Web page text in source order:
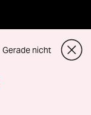
Gerade nicht